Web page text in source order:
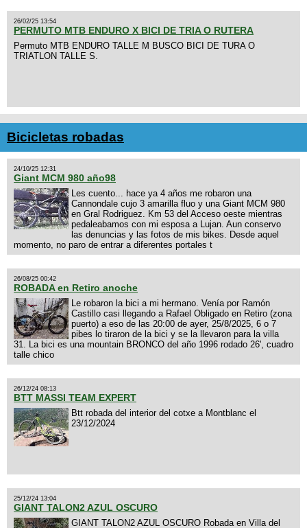
26/02/25 13:54
PERMUTO MTB ENDURO X BICI DE TRIA O RUTERA
Permuto MTB ENDURO TALLE M BUSCO BICI DE TURA O
TRIATLON TALLE S.
Bicicletas robadas
24/10/25 12:31
Giant MCM 980 año98
Les cuento... hace ya 4 años me robaron una
Cannondale cujo 3 amarilla fluo y una Giant MCM 980
en Gral Rodriguez. Km 53 del Acceso oeste mientras
pedaleabamos con mi esposa a Lujan. Aun conservo
las denuncias y las fotos de mis bikes. Desde aquel
momento, no paro de entrar a diferentes portales t
26/08/25 00:42
ROBADA en Retiro anoche
Le robaron la bici a mi hermano. Venía por Ramón
Castillo casi llegando a Rafael Obligado en Retiro (zona
puerto) a eso de las 20:00 de ayer, 25/8/2025, 6 o 7
pibes lo tiraron de la bici y se la llevaron para la villa
31. La bici es una mountain BRONCO del año 1996 rodado 26', cuadro
talle chico
26/12/24 08:13
BTT MASSI TEAM EXPERT
Btt robada del interior del cotxe a Montblanc el
23/12/2024
25/12/24 13:04
GIANT TALON2 AZUL OSCURO
GIANT TALON2 AZUL OSCURO Robada en Villa del